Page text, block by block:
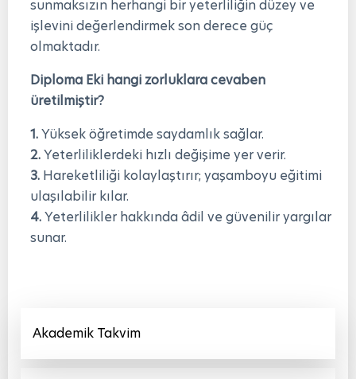
sunmaksızın herhangi bir yeterliliğin düzey ve
işlevini değerlendirmek son derece güç
olmaktadır.
Diploma Eki hangi zorluklara cevaben
üretilmiştir?
1.Yüksek öğretimde saydamlık sağlar.
2.Yeterliliklerdeki hızlı değişime yer verir.
3. Hareketliliği kolaylaştırır; yaşamboyu eğitimi
ulaşılabilir kılar.
4.Yeterlilikler hakkında âdil ve güvenilir yargılar
sunar.
Akademik Takvim